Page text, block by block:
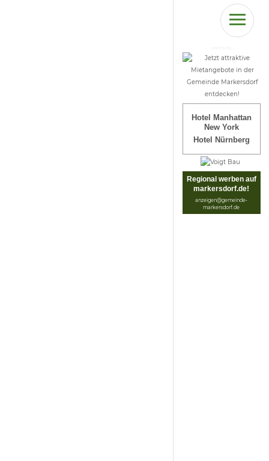
Hotel Manhattan
New York
Hotel Nürnberg
Regional werben auf
markersdorf.de!
anzeigen@gemeinde-
markersdorf.de